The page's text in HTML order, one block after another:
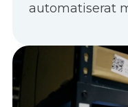
automatiserat